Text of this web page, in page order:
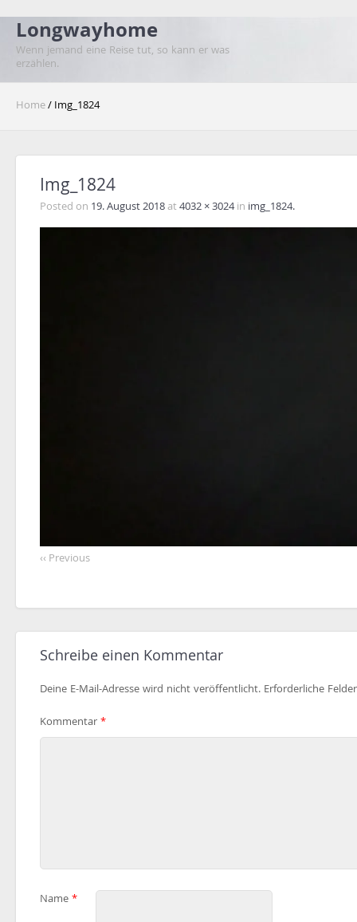
Longwayhome
Wenn jemand eine Reise tut, so kann er was
erzählen.
Home/ Img_1824
Img_1824
Posted on 19. August 2018at 4032 × 3024in img_1824.
‹‹ Previous
Schreibe einen Kommentar
Deine E-Mail-Adresse wird nicht veröffentlicht. Erforderliche
Kommentar *
Name *